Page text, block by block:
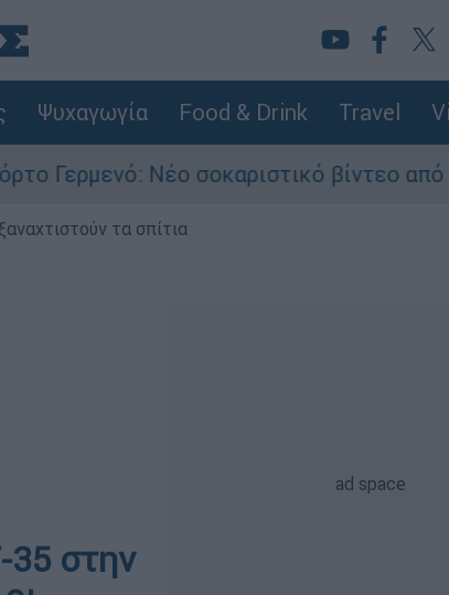
Ψυχαγωγία Food & Drink Travel
Νέο σοκαριστικό βίντεο από την πύρινη
τα σπίτια
35 στην